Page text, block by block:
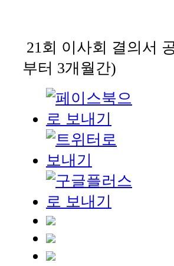
21회 이사회 결의서
부터 3개월간)